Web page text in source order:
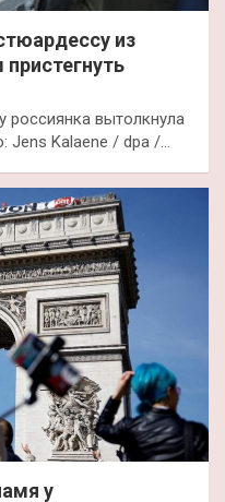
из
россиянка вытолкнула
Jens Kalaene / dpa /…
у